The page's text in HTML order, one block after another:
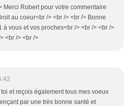
Merci Robert pour votre commentaire
au coeur<br /> <br /> <br /> Bonne
à vous et vos proches<br /> <br /> <br />
<br /> <br />
et reçois également tous mes voeux
par une très bonne santé et